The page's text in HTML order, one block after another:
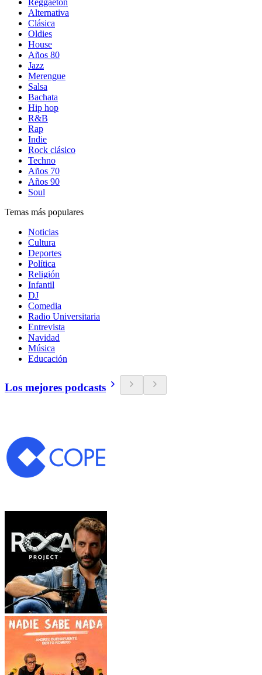
Reggaetón
Alternativa
Clásica
Oldies
House
Años 80
Jazz
Merengue
Salsa
Bachata
Hip hop
R&B
Rap
Indie
Rock clásico
Techno
Años 70
Años 90
Soul
Temas más populares
Noticias
Cultura
Deportes
Política
Religión
Infantil
DJ
Comedia
Radio Universitaria
Entrevista
Navidad
Música
Educación
Los mejores podcasts